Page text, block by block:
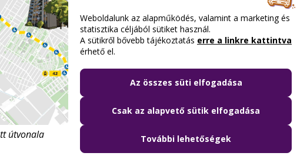
útvonala
Weboldalunk az alapműködés, valamint a marketing és
statisztika céljából sütiket használ.
A sütikről bővebb tájékoztatás erre a linkre kattintva
érhető el.
Az összes süti elfogadása
Csak az alapvető sütik elfogadása
További lehetőségek